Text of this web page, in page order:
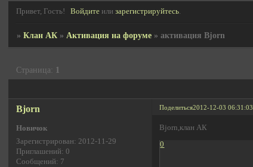
Привет, Гость! Войдите илизарегистрируйтесь.
»Клан АК » Активация на форуме »активация Bjorn
Страница:
Поделиться2012-12-03 06:31:03
Bjorn
Новичок
Зарегистрирован: 2012-11-29
Приглашений: 0
Сообщений: 7
Bjorn,клан АК
0